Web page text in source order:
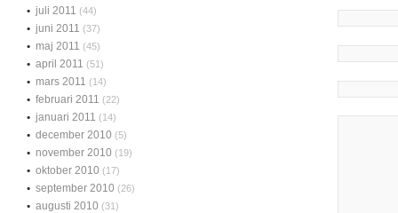
juli 2011 (44)
juni 2011 (37)
maj 2011 (45)
april 2011 (51)
mars 2011 (14)
februari 2011 (22)
januari 2011 (14)
december 2010 (5)
november 2010 (19)
oktober 2010 (17)
september 2010 (26)
augusti 2010 (31)